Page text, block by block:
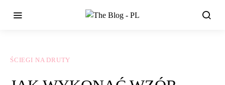
ŚCIEGI NA DRUTY